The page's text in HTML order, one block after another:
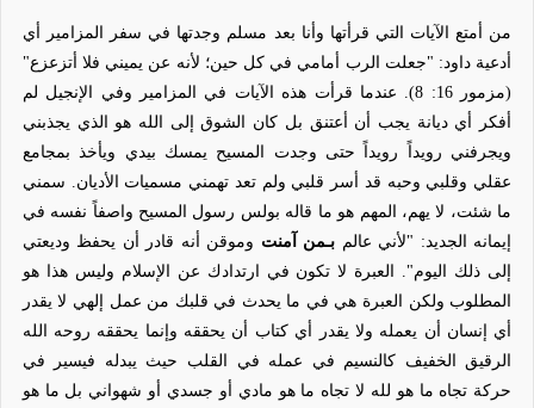
من أمتع الآيات التي قرأتها وأنا بعد مسلم وجدتها في سفر المزامير أي
أدعية داود: "جعلت الرب أمامي في كل حين؛ لأنه عن يميني فلا أتزعزع"
(مزمور 16: 8). عندما قرأت هذه الآيات في المزامير وفي الإنجيل لم
أفكر أي ديانة يجب أن أعتنق بل كان الشوق إلى الله هو الذي يجذبني
ويجرفني رويداً رويداً حتى وجدت المسيح يمسك بيدي ويأخذ بمجامع
عقلي وقلبي وحبه قد أسر قلبي ولم تعد تهمني مسميات الأديان. سمني
ما شئت، لا يهم، المهم هو ما قاله بولس رسول المسيح واصفاً نفسه في
إيمانه الجديد: "لأني عالم بـمن آمنت وموقن أنه قادر أن يحفظ وديعتي
إلى ذلك اليوم". العبرة لا تكون في ارتدادك عن الإسلام وليس هذا هو
المطلوب ولكن العبرة هي في ما يحدث في قلبك من عمل إلهي لا يقدر
أي إنسان أن يعمله ولا يقدر أي كتاب أن يحققه وإنما يحققه روحه الله
الرقيق الخفيف كالنسيم في عمله في القلب حيث يبدله فيسير في
حركة تجاه ما هو لله لا تجاه ما هو مادي أو جسدي أو شهواني بل ما هو